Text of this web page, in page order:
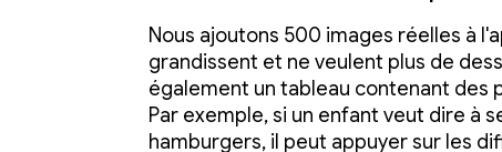
Nous ajoutons 500 images réelles à
grandissent et ne veulent plus de
également un tableau contenant des
Par exemple, si un enfant veut dire à
hamburgers, il peut appuyer sur les